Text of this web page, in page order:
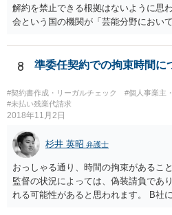
解約を禁止できる根拠はないように思
会という国の機関が「芸能分野におい
活動を⾏えない旨の義務を課し，⼜は
動を妨害する旨⽰唆して，移籍・独⽴
の濫⽤等）を例示しています。 ライ
る可能性があり、あなたのケースでも
す。 ただし、「※これら⾏為が実際に
は，具体的態様に照らして個別に判断
越的地位の濫⽤に関して，不当に不利
義務等の内容や期間が⽬的に照らして
程度，代償措置の有無やその⽔準，あ
か等を考慮の上，個別具体的に判断さ
るので、ご事案に応じ、挙げられてい
必要があります。 なお、退所等で事務
8 準委任契約での拘束時間に
#契約書作成・リーガルチェック #個人事業主
#未払い残業代請求
2018年11月2日
杉井 英昭 弁護士
おっしゃる通り、時間の拘束があるこ
監督の状況によっては、偽装請負であ
れる可能性があると思われます。 B社